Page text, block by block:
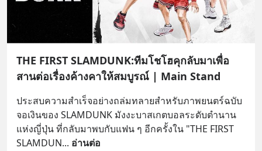
THE FIRST SLAMDUNK:ทีมโชโฮคุกลับมาเพื่อ
สานต่อเรื่องค้างคาให้สมบูรณ์ | Main Stand
ประสบความสำเร็จอย่างถล่มทลายสำหรับภาพยนตร์ฉบับ
จอเงินของ SLAMDUNK มังงะบาสเกตบอลระดับตำนาน
แห่งญี่ปุ่น ที่กลับมาพบกับแฟน ๆ อีกครั้งใน "THE FIRST
SLAMDUN... อ่านต่อ